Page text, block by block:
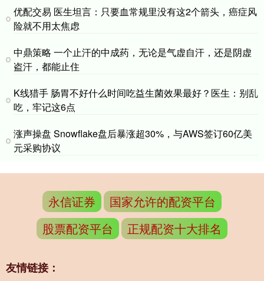
优配交易 医生坦言：只要血常规里没有这2个箭头，癌症风
险就不用太焦虑
中鼎策略 一个止汗的中成药，无论是气虚自汗，还是阴虚
盗汗，都能止住
K线猎手 肠胃不好什么时间吃益生菌效果最好？医生：别乱
吃，牢记这6点
涨声操盘 Snowflake盘后暴涨超30%，与AWS签订60亿美
元采购协议
永信证券
国家允许的配资平台
股票配资平台
正规配资十大排名
友情链接：